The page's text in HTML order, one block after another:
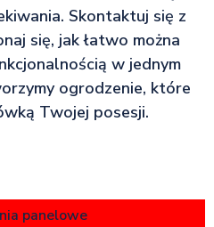
Skontaktuj się z
się, jak łatwo można
w jednym
ogrodzenie, które
Twojej posesji.
panelowe